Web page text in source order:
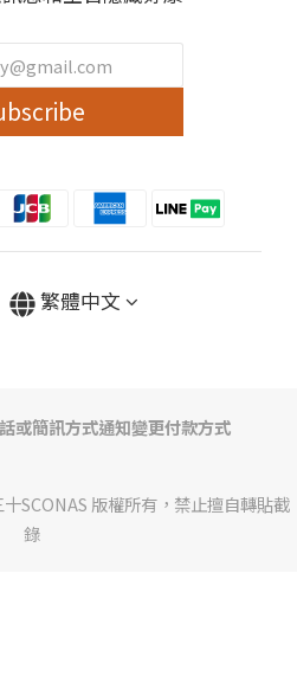
繁體中文
或簡訊方式通知變更付款方式
SCONAS 版權所有，禁止擅自轉貼截
錄